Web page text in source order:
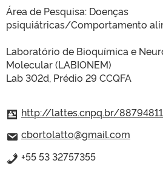
Área de Pesquisa: Doenças
psiquiátricas/Comportamento
Laboratório de Bioquímica e
Molecular (LABIONEM)
Lab 302d, Prédio 29 CCQFA
http://lattes.cnpq.br/
cbortolatto@gmail.com
+55 53 32757355